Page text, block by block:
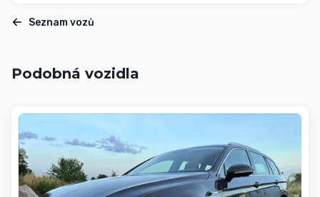
Seznam vozů
Podobná vozidla